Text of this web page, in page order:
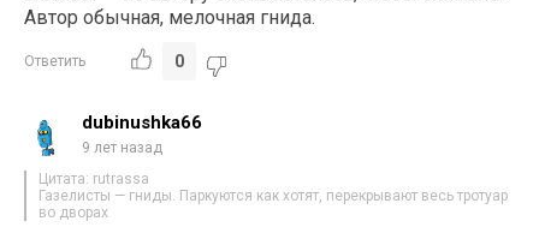
Автор обычная, мелочная гнида.
Ответить 0
dubinushka66
9 лет назад
Цитата: rutrassa
Газелисты — гниды. Паркуются как хотят, перекрывают весь тротуар
во дворах